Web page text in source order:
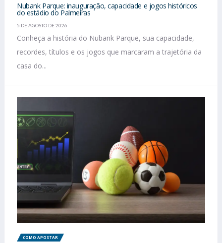
Nubank Parque: inauguração, capacidade e jogos históricos
do estádio do Palmeiras
5 DE AGOSTO DE 2026
Conheça a história do Nubank Parque, sua capacidade,
recordes, títulos e os jogos que marcaram a trajetória da
casa do...
COMO APOSTAR